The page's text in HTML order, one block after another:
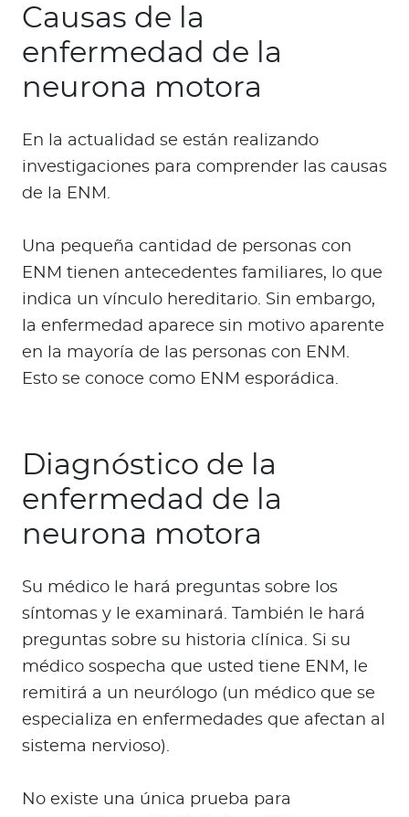
Causas de la
enfermedad de la
neurona motora
En la actualidad se están realizando
investigaciones para comprender las causas
de la ENM.
Una pequeña cantidad de personas con
ENM tienen antecedentes familiares, lo que
indica un vínculo hereditario. Sin embargo,
la enfermedad aparece sin motivo aparente
en la mayoría de las personas con ENM.
Esto se conoce como ENM esporádica.
Diagnóstico de la
enfermedad de la
neurona motora
Su médico le hará preguntas sobre los
síntomas y le examinará. También le hará
preguntas sobre su historia clínica. Si su
médico sospecha que usted tiene ENM, le
remitirá a un neurólogo (un médico que se
especializa en enfermedades que afectan al
sistema nervioso).
No existe una única prueba para